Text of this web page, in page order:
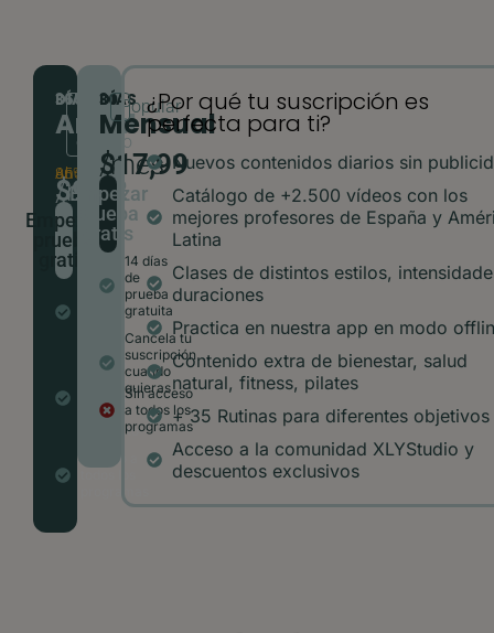
365 DÍAS
Anual
El
más
elegido
Ahorra un 35%
$9,92
/mes
Empezar
prueba
gratis
14 días
gratuita
Acceso
durante
todo un
año
completo
Acceso a
A
30 DÍAS
Mensual
Popular
$17,99
/mes
Empezar
prueba
gratis
14 días
de
prueba
gratuita
Cancela tu
suscripción
cuando
quieras
Sin acceso
a todos los
programas
¿Por qué tu suscripción es
perfecta para ti?
Nuevos contenidos diarios sin
Catálogo de +2.500 vídeos con los
mejores profesores de España y
Latina​
Clases de distintos estilos,
duraciones​
Practica en nuestra app en modo
Contenido extra de bienestar, salud
natural, fitness, pilates​
+ 35 Rutinas para diferentes objetivos​
Acceso a la comunidad XLYStudio y
descuentos exclusivos​